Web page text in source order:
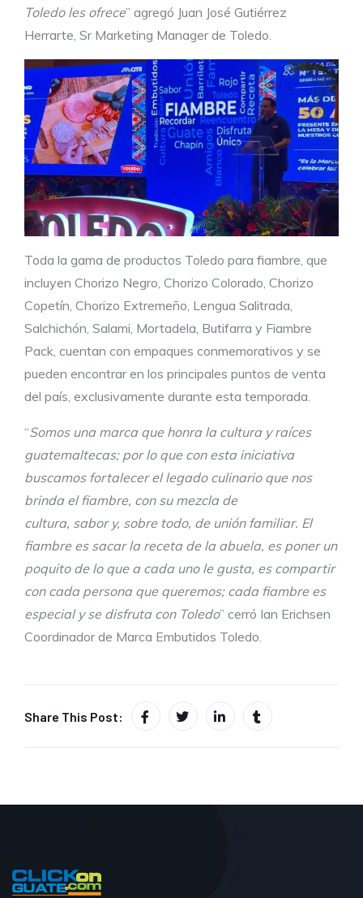
Toledo les ofrece” agregó Juan José Gutiérrez
Herrarte, Sr Marketing Manager de Toledo.
Toda la gama de productos Toledo para fiambre, que
incluyen Chorizo Negro, Chorizo Colorado, Chorizo
Copetín, Chorizo Extremeño, Lengua Salitrada,
Salchichón, Salami, Mortadela, Butifarra y Fiambre
Pack, cuentan con empaques conmemorativos y se
pueden encontrar en los principales puntos de venta
del país, exclusivamente durante esta temporada.
“Somos una marca que honra la cultura y raíces
guatemaltecas; por lo que con esta iniciativa
buscamos fortalecerel legado culinario que nos
brinda elfiambre, con su mezcla de
cultura, sabory, sobre todo, deunión familiar. El
fiambre es sacar la receta de la abuela, es poner un
poquito de lo que a cada unole gusta, es compartir
con cada persona que queremos; cada fiambre es
especial y se disfruta con Toledo” cerró Ian Erichsen
Coordinador de Marca Embutidos Toledo.
Share This Post: